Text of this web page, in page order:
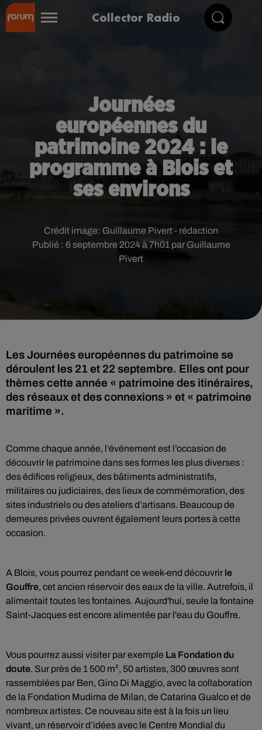
Collector Radio
Journées
européennes du
patrimoine 2024 : le
programme à Blois et
ses environs
Publié : 6 septembre 2024 à 7h01 par Guillaume
Pivert
Crédit image: Guillaume Pivert - rédaction
Les Journées européennes du patrimoine se
déroulent les 21 et 22 septembre. Elles ont pour
thèmes cette année « patrimoine des itinéraires,
des réseaux et des connexions » et « patrimoine
maritime ».
Comme chaque année, l’événement est l’occasion de
découvrir le patrimoine dans ses formes les plus diverses :
des édifices religieux, des bâtiments administratifs,
militaires ou judiciaires, des lieux de commémoration, des
sites industriels ou des ateliers d’artisans. Beaucoup de
demeures privées ouvrent également leurs portes à cette
occasion.
A Blois, vous pourrez pendant ce week-end découvrir le
Gouffre, cet ancien réservoir des eaux de la ville. Autrefois, il
alimentait toutes les fontaines. Aujourd'hui, seule la fontaine
Saint-Jacques est encore alimentée par l'eau du Gouffre.
Vous pourrez aussi visiter par exemple La Fondation du
doute. Sur près de 1 500 m², 50 artistes, 300 œuvres sont
rassemblées par Ben, Gino Di Maggio, avec la collaboration
de la Fondation Mudima de Milan, de Catarina Gualco et de
nombreux artistes. Ce nouveau site est à la fois un lieu
vivant, un réservoir d’idées avec le Centre Mondial du